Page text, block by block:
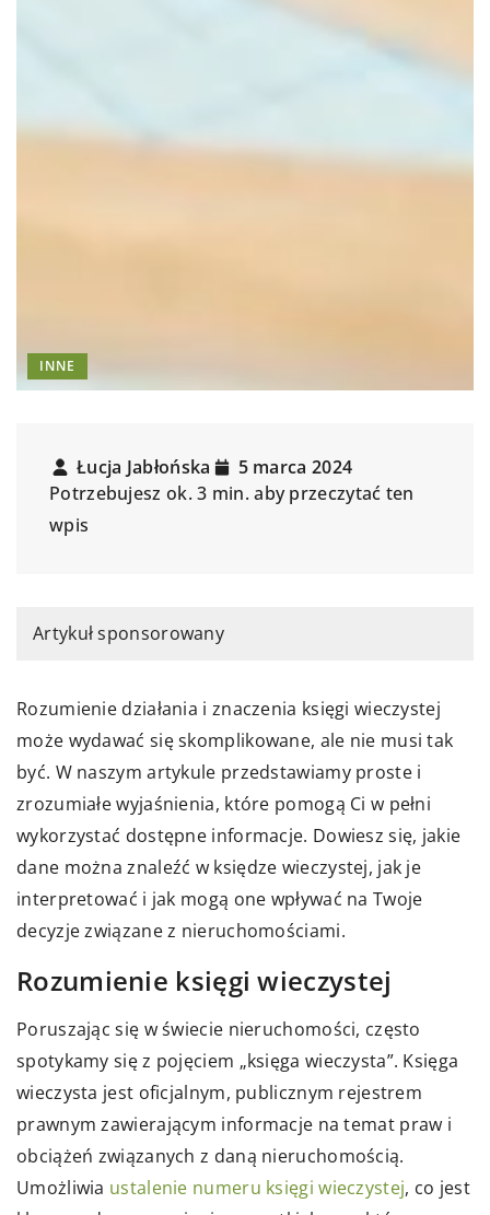
INNE
Łucja Jabłońska
5 marca 2024
Potrzebujesz ok. 3 min. aby przeczytać ten
wpis
Artykuł sponsorowany
Rozumienie działania i znaczenia księgi wieczystej
może wydawać się skomplikowane, ale nie musi tak
być. W naszym artykule przedstawiamy proste i
zrozumiałe wyjaśnienia, które pomogą Ci w pełni
wykorzystać dostępne informacje. Dowiesz się, jakie
dane można znaleźć w księdze wieczystej, jak je
interpretować i jak mogą one wpływać na Twoje
decyzje związane z nieruchomościami.
Rozumienie księgi wieczystej
Poruszając się w świecie nieruchomości, często
spotykamy się z pojęciem „księga wieczysta”. Księga
wieczysta jest oficjalnym, publicznym rejestrem
prawnym zawierającym informacje na temat praw i
obciążeń związanych z daną nieruchomością.
Umożliwia ustalenie numeru księgi wieczystej, co jest